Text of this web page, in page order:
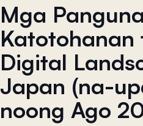
Mga
Katotohanan
Digital
Japan (na-
noong Ago